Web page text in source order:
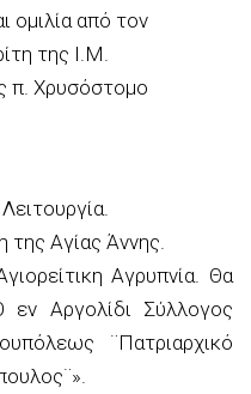
ομιλία από τον
της Ι.Μ.
π. Χρυσόστομο
Αγίας Άννης.
Αγρυπνία. Θα
Αργολίδι Σύλλογος
¨Πατριαρχικό